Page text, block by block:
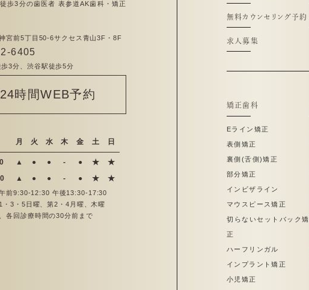
歩3分の歯医者 表参道AK歯科・矯正
宮前5丁目50-6サクセス青山3F・8F
6405
3分、渋谷駅徒歩5分
24時間WEB予約
月 火 水 木 金 土 日
▲ ● ● - ● ★
★
▲ ● ● - ● ★ ★
前9:30-12:30 午後13:30-17:30
3・5日曜、第2・4月曜、木曜
各回診療時間の30分前まで
無料カウンセリング予約
求人募集
矯正歯科
Eライン矯正
表側矯正
裏側(舌側)矯正
部分矯正
インビザライン
マウスピース矯正
切らないセットバック矯
正
ハーフリンガル
インプラント矯正
小児矯正